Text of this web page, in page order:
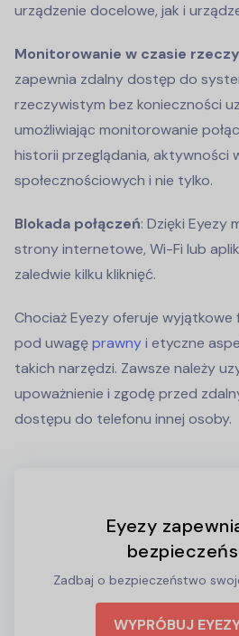
urządzenie docelowe, jak i
Monitorowanie w czasie
zapewnia zdalny dostęp do
rzeczywistym bez konieczności
umożliwiając monitorowanie
historii przeglądania, aktywności
społecznościowych i nie tylko.
Blokada połączeń: Dzięki Eyezy
strony internetowe, Wi-Fi lub
zaledwie kilku kliknięć.
Chociaż Eyezy oferuje wyjątkowe
pod uwagęprawnyi etyczne
takich narzędzi. Zawsze należy
upoważnienie i zgodę przed
dostępu do telefonu innej osoby.
Eyezy
Zadbaj o bezpieczeństwo
WYPRÓBUJ